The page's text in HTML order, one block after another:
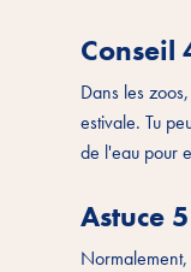
Conseil
Dans les
estivale. Tu
de l'eau pour
Astuce